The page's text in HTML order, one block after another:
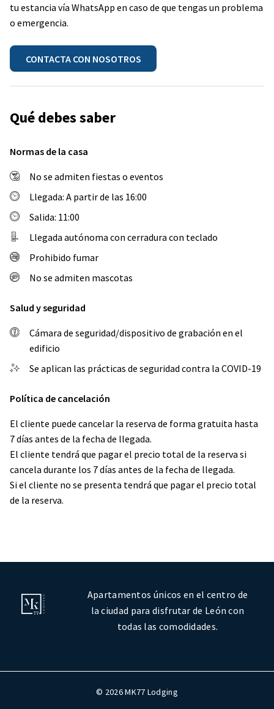
tu estancia vía WhatsApp en caso de que tengas un problema
o emergencia.
CONTACTA CON NOSOTROS
Qué debes saber
Normas de la casa
Llegada autónoma con cerradura con teclado
Llegada: A partir de las 16:00
No se admiten fiestas o eventos
No se admiten mascotas
Prohibido fumar
Salida: 11:00
Salud y seguridad
Cámara de seguridad/dispositivo de grabación en el
edificio
Se aplican las prácticas de seguridad contra la COVID-19
Política de cancelación
El cliente puede cancelar la reserva de forma gratuita hasta
7 días antes de la fecha de llegada.
El cliente tendrá que pagar el precio total de la reserva si
cancela durante los 7 días antes de la fecha de llegada.
Si el cliente no se presenta tendrá que pagar el precio total
de la reserva.
Apartamentos únicos en el centro de
la ciudad para disfrutar de León con
todas las comodidades.
© 2026 MK77 Lodging